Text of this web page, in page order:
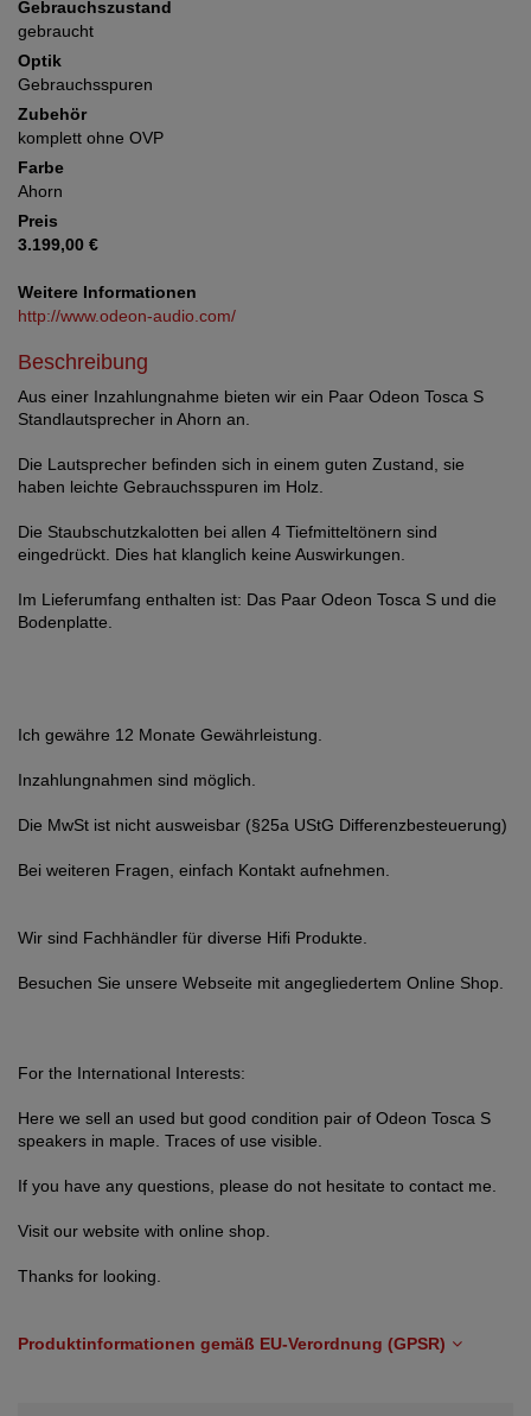
Gebrauchszustand
gebraucht
Optik
Gebrauchsspuren
Zubehör
komplett ohne OVP
Farbe
Ahorn
Preis
3.199,00 €
Weitere Informationen
http://www.odeon-audio.com/
Beschreibung
Aus einer Inzahlungnahme bieten wir ein Paar Odeon Tosca S
Standlautsprecher in Ahorn an.
Die Lautsprecher befinden sich in einem guten Zustand, sie
haben leichte Gebrauchsspuren im Holz.
Die Staubschutzkalotten bei allen 4 Tiefmitteltönern sind
eingedrückt. Dies hat klanglich keine Auswirkungen.
Im Lieferumfang enthalten ist: Das Paar Odeon Tosca S und die
Bodenplatte.
Ich gewähre 12 Monate Gewährleistung.
Inzahlungnahmen sind möglich.
Die MwSt ist nicht ausweisbar (§25a UStG Differenzbesteuerung)
Bei weiteren Fragen, einfach Kontakt aufnehmen.
Wir sind Fachhändler für diverse Hifi Produkte.
Besuchen Sie unsere Webseite mit angegliedertem Online Shop.
For the International Interests:
Here we sell an used but good condition pair of Odeon Tosca S
speakers in maple. Traces of use visible.
If you have any questions, please do not hesitate to contact me.
Visit our website with online shop.
Thanks for looking.
Produktinformationen gemäß EU-Verordnung (GPSR)